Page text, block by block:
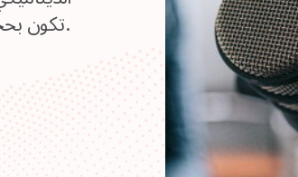
تكون بحجم دولة من المشاهدين والمستمعين والمتابعين.